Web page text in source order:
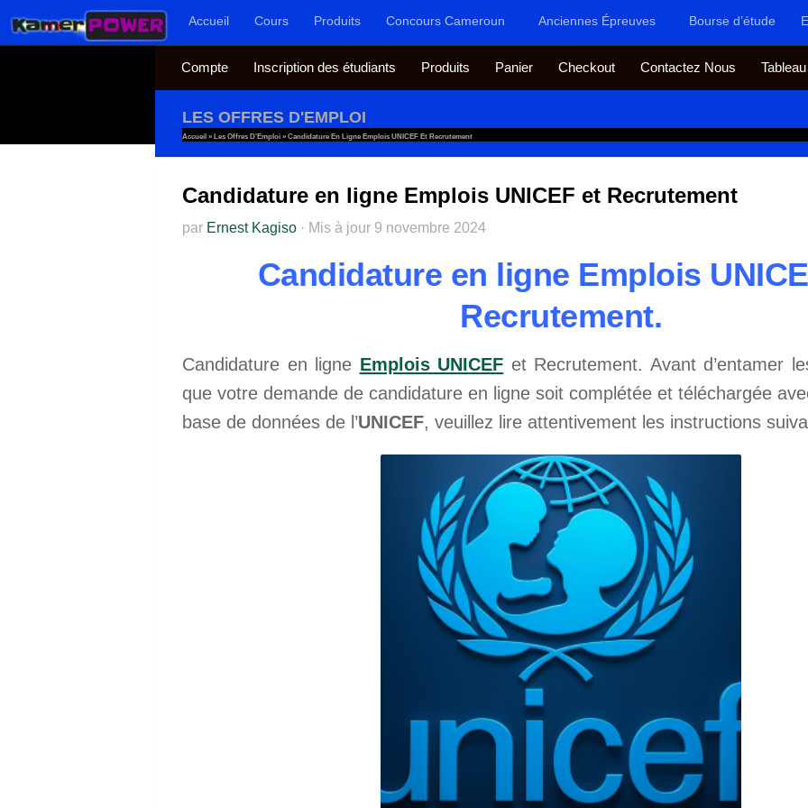
Au dessous du contenuAccueil Cours Produits Concours Cameroun Anciennes Épreuves Bourse d’étude
Compte Inscription des étudiants Produits Panier Checkout Contactez Nous
LES OFFRES D'EMPLOI
Accueil » Les Offres D'Emploi » Candidature En Ligne Emplois UNICEF Et Recrutement
Candidature en ligne Emplois UNICEF et Recrutement
par Ernest Kagiso · Mis à jour 9 novembre 2024
Candidature en ligne Emplois
Recrutement.
Candidature en ligne Emplois UNICEF et Recrutement. Avant d’entamer
que votre demande de candidature en ligne soit complétée et téléchargée
base de données de l’UNICEF, veuillez lire attentivement les instructions